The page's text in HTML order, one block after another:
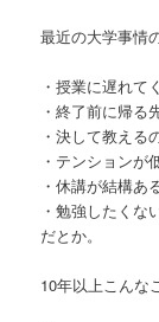
最近の大学事情
・授業に遅れて
・終了前に帰る
・決して教える
・テンションが
・休講が結構ある
・勉強したくな
だとか。
10年以上こんな